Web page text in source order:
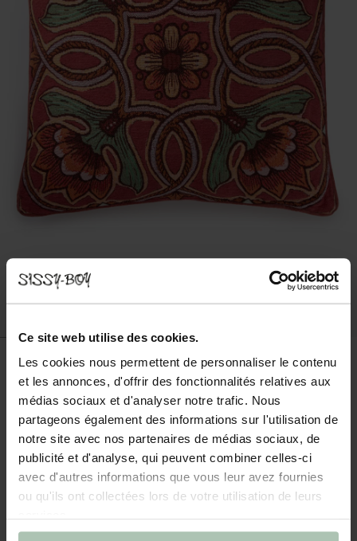
Ce site web utilise des cookies.
Les cookies nous permettent de personnaliser le contenu
et les annonces, d'offrir des fonctionnalités relatives aux
médias sociaux et d'analyser notre trafic. Nous
partageons également des informations sur l'utilisation de
notre site avec nos partenaires de médias sociaux, de
publicité et d'analyse, qui peuvent combiner celles-ci
avec d'autres informations que vous leur avez fournies
ou qu'ils ont collectées lors de votre utilisation de leurs
NOUVEAU
Coussin avec imprimé fleuri - rouge
Taille sélectionnée: Onesize